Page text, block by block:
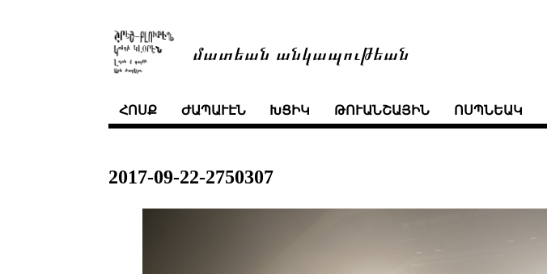
մատեան անկապութեան
ՀՈՍՔ ԺԱՊԱՒԷՆ ԽՑԻԿ ԹՈՒԱՆՇԱՅԻՆ ՈՍՊՆԵԱԿ
2017-09-22-2750307